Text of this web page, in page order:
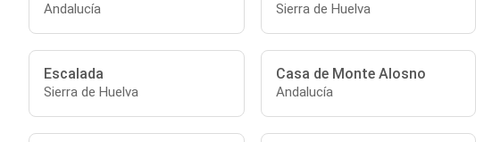
Andalucía Sierra de Huelva
Escalada
Sierra de Huelva
Casa de Monte Alosno
Andalucía